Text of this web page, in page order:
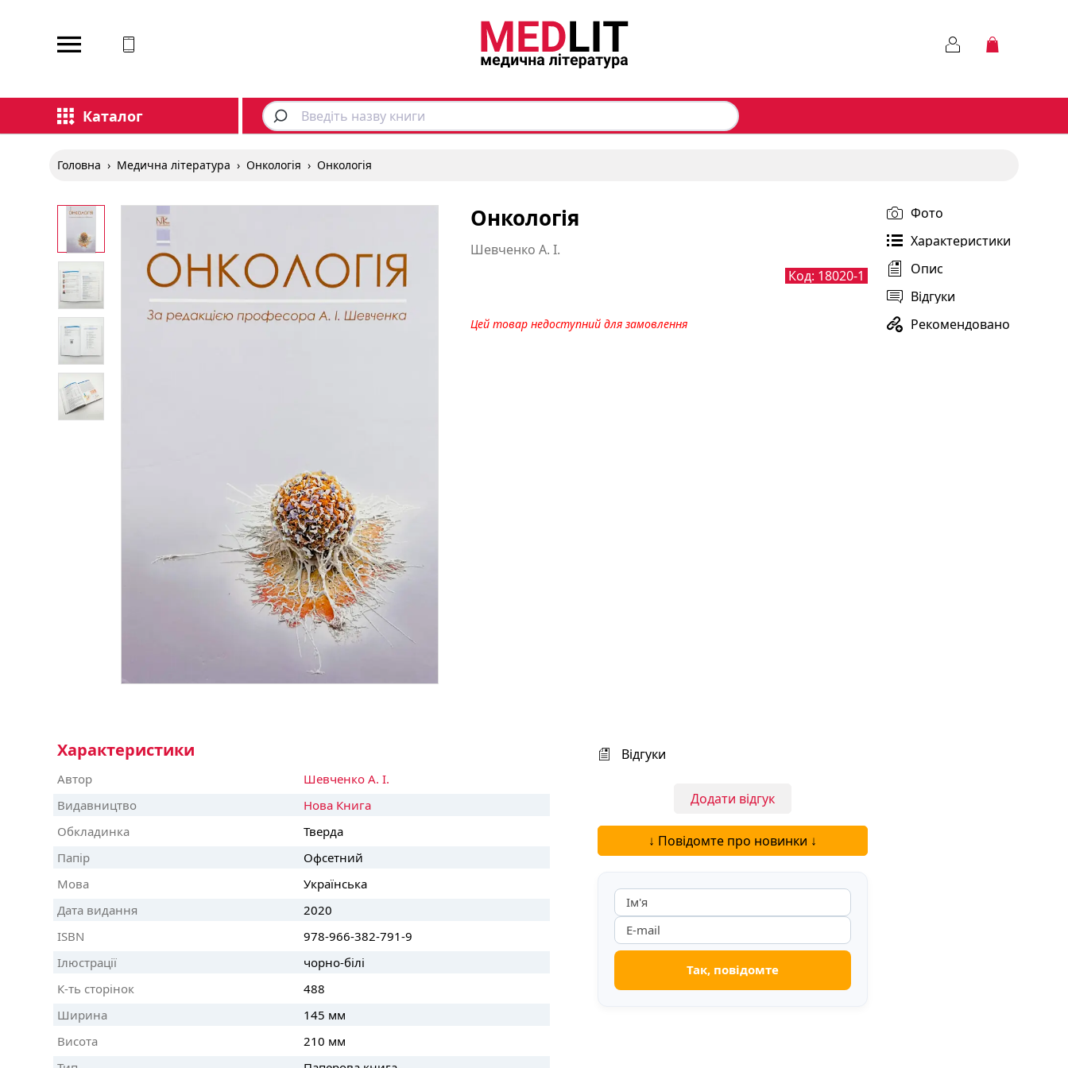
Каталог
Головна › Медична література › Онкологія › Онкологія
Фото
Характеристики
Опис
Відгуки
Рекомендовано
Онкологія
Шевченко А. І.
Код: 18020-1
Цей товар недоступний для замовлення
Характеристики
Автор
Шевченко А. І.
Видавництво
Нова Книга
Обкладинка
Тверда
Папір
Офсетний
Мова
Українська
Дата видання
2020
ISBN
978-966-382-791-9
Ілюстрації
чорно-білі
К-ть сторінок
488
Ширина
145 мм
Висота
210 мм
Відгуки
Додати відгук
↓ Повідомте про новинки ↓